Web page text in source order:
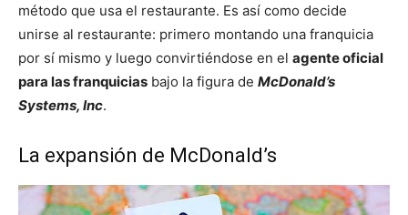
método que usa el restaurante. Es así como decide
unirse al restaurante: primero montando una franquicia
por sí mismo y luego convirtiéndose en el agente oficial
para las franquicias bajo la figura de McDonald’s
Systems, Inc.
La expansión de McDonald’s